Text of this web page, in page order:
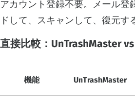
アカウント登録不要。メール登
ドして、スキャンして、復元す
直接比較：UnTrashMaster vs
機能 UnTrashMaster